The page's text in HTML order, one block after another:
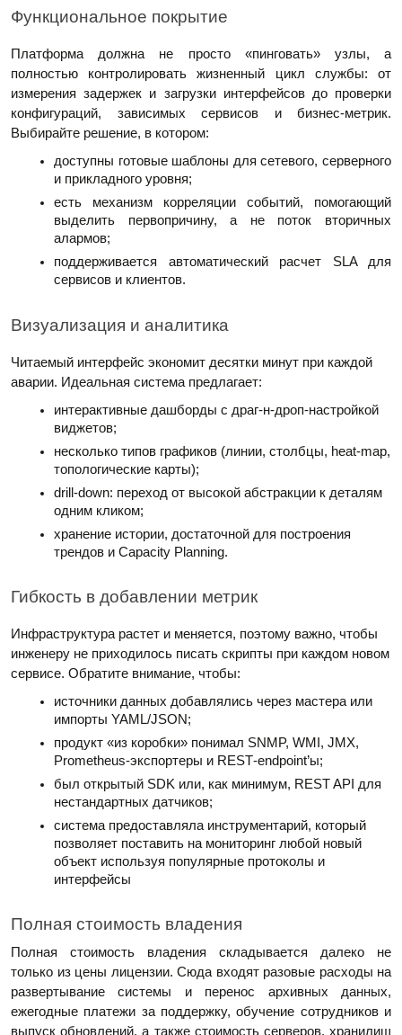
Функциональное покрытие
Платформа должна не просто «пинговать» узлы, а
полностью контролировать жизненный цикл службы: от
измерения задержек и загрузки интерфейсов до проверки
конфигураций, зависимых сервисов и бизнес‑метрик.
Выбирайте решение, в котором:
доступны готовые шаблоны для сетевого, серверного
и прикладного уровня;
есть механизм корреляции событий, помогающий
выделить первопричину, а не поток вторичных
алармов;
поддерживается автоматический расчет SLA для
сервисов и клиентов.
Визуализация и аналитика
Читаемый интерфейс экономит десятки минут при каждой
аварии. Идеальная система предлагает:
интерактивные дашборды с драг‑н‑дроп‑настройкой
виджетов;
несколько типов графиков (линии, столбцы, heat‑map,
топологические карты);
drill‑down: переход от высокой абстракции к деталям
одним кликом;
хранение истории, достаточной для построения
трендов и Capacity Planning.
Гибкость в добавлении метрик
Инфраструктура растет и меняется, поэтому важно, чтобы
инженеру не приходилось писать скрипты при каждом новом
сервисе. Обратите внимание, чтобы:
источники данных добавлялись через мастера или
импорты YAML/JSON;
продукт «из коробки» понимал SNMP, WMI, JMX,
Prometheus‑экспортеры и REST‑endpoint’ы;
был открытый SDK или, как минимум, REST API для
нестандартных датчиков;
система предоставляла инструментарий, который
позволяет поставить на мониторинг любой новый
объект используя популярные протоколы и
интерфейсы
Полная стоимость владения
Полная стоимость владения складывается далеко не
только из цены лицензии. Сюда входят разовые расходы на
развертывание системы и перенос архивных данных,
ежегодные платежи за поддержку, обучение сотрудников и
выпуск обновлений, а также стоимость серверов, хранилищ